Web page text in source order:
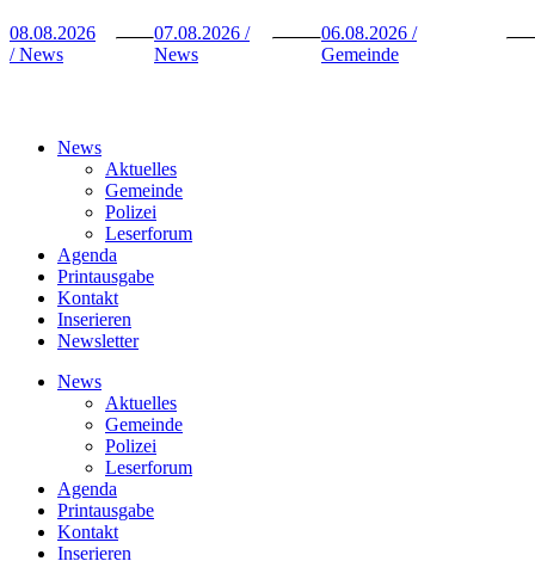
08.08.2026
/ News
07.08.2026 /
News
06.08.2026 /
Gemeinde
News
Aktuelles
Gemeinde
Polizei
Leserforum
Agenda
Printausgabe
Kontakt
Inserieren
Newsletter
News
Aktuelles
Gemeinde
Polizei
Leserforum
Agenda
Printausgabe
Kontakt
Inserieren